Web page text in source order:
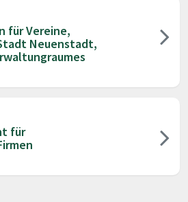
für Vereine,
Neuenstadt,
für